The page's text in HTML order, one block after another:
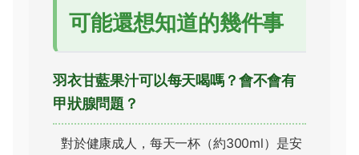
可能還想知道的幾件事
羽衣甘藍果汁可以每天喝嗎？會不會有
甲狀腺問題？
對於健康成人，每天一杯（約300ml）是安